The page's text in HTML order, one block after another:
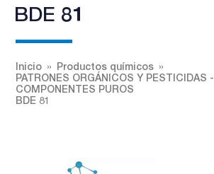
BDE 81
Inicio
Productos químicos
PATRONES ORGÁNICOS Y PESTICIDAS -
COMPONENTES PUROS
BDE 81